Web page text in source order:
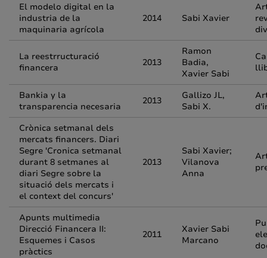
El modelo digital en la
industria de la
maquinaria agrícola
2014 Sabi Xavier
La reestrructuració
financera
2013
Ramon
Badia,
Xavier Sabi
Bankia y la
transparencia necesaria
2013
Gallizo JL,
Sabi X.
Crònica setmanal dels
mercats financers. Diari
Segre 'Cronica setmanal
durant 8 setmanes al
diari Segre sobre la
situació dels mercats i
el context del concurs'
2013
Sabi Xavier;
Vilanova
Anna
Apunts multimedia
Direcció Financera II:
Esquemes i Casos
pràctics
2011
Xavier Sabi
Marcano